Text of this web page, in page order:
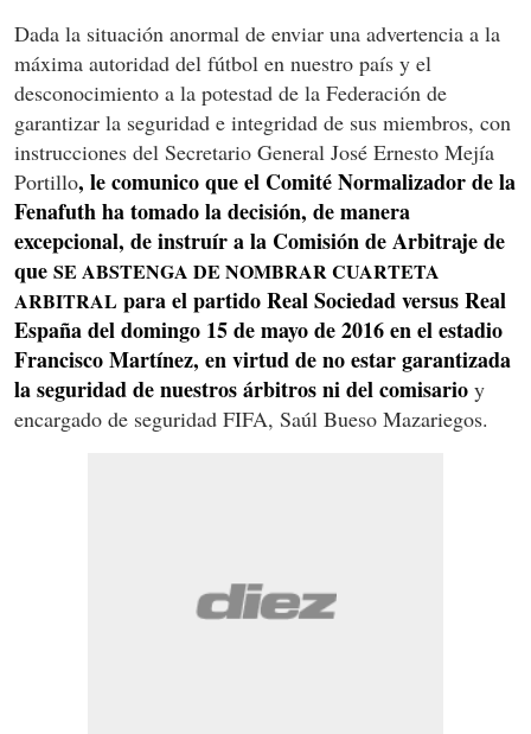
Dada la situación anormal de enviar una advertencia a la
máxima autoridad del fútbol en nuestro país y el
desconocimiento a la potestad de la Federación de
garantizar la seguridad e integridad de sus miembros, con
instrucciones del Secretario General José Ernesto Mejía
Portillo, le comunico que el Comité Normalizador de la
Fenafuth ha tomado la decisión, de manera
excepcional, de instruír a la Comisión de Arbitraje de
que SE ABSTENGA DE NOMBRAR CUARTETA
ARBITRAL para el partido Real Sociedad versus Real
España del domingo 15 de mayo de 2016 en el estadio
Francisco Martínez, en virtud de no estar garantizada
la seguridad de nuestros árbitros ni del comisario y
encargado de seguridad FIFA, Saúl Bueso Mazariegos.